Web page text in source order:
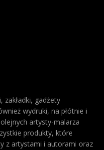
zakładki, gadżety
wydruki, na płótnie i
artysty-malarza
produkty, które
z artystami i autorami oraz